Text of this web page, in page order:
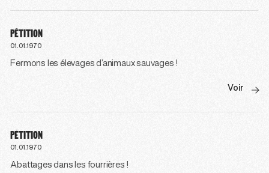
PÉTITION
01.01.1970
Fermons les élevages d’animaux sauvages !
Voir
PÉTITION
01.01.1970
Abattages dans les fourrières !